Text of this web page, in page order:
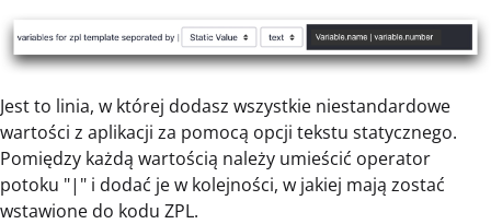
Jest to linia, w której dodasz wszystkie niestandardowe
wartości z aplikacji za pomocą opcji tekstu statycznego.
Pomiędzy każdą wartością należy umieścić operator
potoku "|" i dodać je w kolejności, w jakiej mają zostać
wstawione do kodu ZPL.